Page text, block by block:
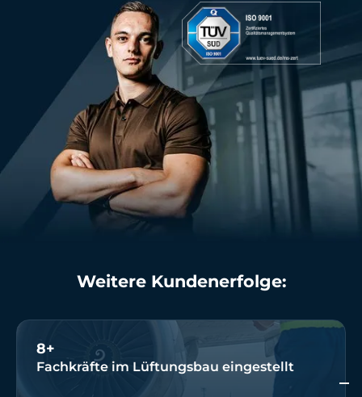
Weitere Ku ndenerfolge:
8+
Fachkräfte im Lüftungsbau eingestellt